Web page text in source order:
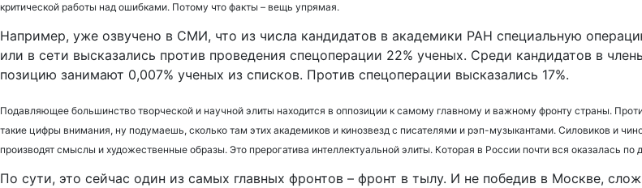
критической работы над ошибками. Потому что факты – вещь упрямая.
Например, уже озвучено в СМИ, что из числа кандидатов в академики РАН специальную
или в сети высказались против проведения спецоперации 22% ученых. Среди кандидатов в
позицию занимают 0,007% ученых из списков. Против спецоперации высказались 17%.
Подавляющее большинство творческой и научной элиты находится в оппозиции к самому главному и важному фронту страны.
такие цифры внимания, ну подумаешь, сколько там этих академиков и кинозвезд с писателями и рэп-музыкантами. Силовиков и
производят смыслы и художественные образы. Это прерогатива интеллектуальной элиты. Которая в России почти вся оказалась
По сути, это сейчас один из самых главных фронтов – фронт в тылу. И не победив в Москве,